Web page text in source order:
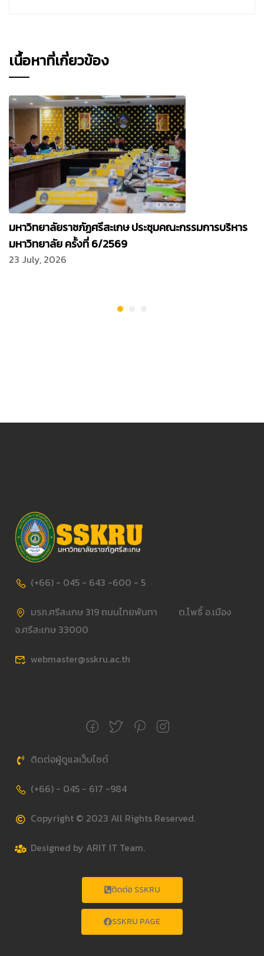
เนื้อหาที่เกี่ยวข้อง
มหาวิทยาลัยราชภัฏศรีสะเกษ ประชุมคณะกรรมการบริหาร
มหาวิทยาลัย ครั้งที่ 6/2569
23 July, 2026
(+66) - 045 - 643 -600 - 5
มรภ.ศรีสะเกษ 319 ถนนไทยพันทา ต.โพธิ์ อ.เมือง
จ.ศรีสะเกษ 33000
webmaster@sskru.ac.th
ติดต่อผู้ดูแลเว็บไซต์
(+66) - 045 - 617 -984
Copyright © 2023 All Rights Reserved.
Designed by ARIT IT Team.
ติดต่อ SSKRU
SSKRU PAGE